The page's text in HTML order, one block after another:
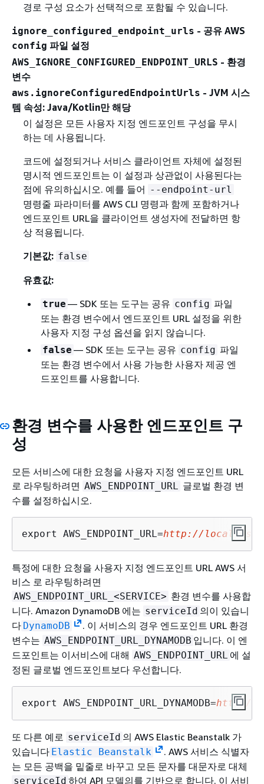
경로 구성 요소가 선택적으로 포함될 수 있습니다.
ignore_configured_endpoint_urls - 공유 AWS
config 파일 설정
AWS_IGNORE_CONFIGURED_ENDPOINT_URLS - 환경
변수
aws.ignoreConfiguredEndpointUrls - JVM 시스
템 속성: Java/Kotlin만 해당
이 설정은 모든 사용자 지정 엔드포인트 구성을 무시
하는 데 사용됩니다.
코드에 설정되거나 서비스 클라이언트 자체에 설정된
명시적 엔드포인트는 이 설정과 상관없이 사용된다는
점에 유의하십시오. 예를 들어 --endpoint-url
명령줄 파라미터를 AWS CLI 명령과 함께 포함하거나
엔드포인트 URL을 클라이언트 생성자에 전달하면 항
상 적용됩니다.
기본값: false
유효값:
true — SDK 또는 도구는 공유 config 파일
또는 환경 변수에서 엔드포인트 URL 설정을 위한
사용자 지정 구성 옵션을 읽지 않습니다.
false — SDK 또는 도구는 공유 config 파일
또는 환경 변수에서 사용 가능한 사용자 제공 엔
드포인트를 사용합니다.
환경 변수를 사용한 엔드포인트 구
성
모든 서비스에 대한 요청을 사용자 지정 엔드포인트 URL
로 라우팅하려면 AWS_ENDPOINT_URL
글로벌 환경 변
수를 설정하십시오.
export AWS_ENDPOINT_URL=http://
특정에 대한 요청을 사용자 지정 엔드포인트 URL AWS 서
비스 로 라우팅하려면
AWS_ENDPOINT_URL_<SERVICE> 환경 변수를 사용합
니다. Amazon DynamoDB 에는 serviceId 의이 있습니
다 DynamoDB
. 이 서비스의 경우 엔드포인트 URL 환경
변수는 AWS_ENDPOINT_URL_DYNAMODB 입니다. 이 엔
드포인트는 이서비스에 대해 AWS_ENDPOINT_URL 에 설
정된 글로벌 엔드포인트보다 우선합니다.
export AWS_ENDPOINT_URL_DYNAMODB=http://
또 다른 예로 serviceId 의 AWS Elastic Beanstalk 가
있습니다 Elastic Beanstalk
. AWS 서비스 식별자
는 모든 공백을 밑줄로 바꾸고 모든 문자를 대문자로 대체
serviceId 하여 API 모델의를 기반으로 합니다. 이 서비